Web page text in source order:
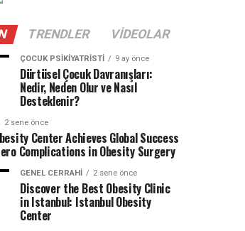
TRENDLER VIDEOLAR
ÇOCUK PSIKIYATRISTI 9 ay önce
Dürtüsel Çocuk Davranışları:
Nedir, Neden Olur ve Nasıl
Desteklenir?
2 sene önce
Center Achieves Global Success
Complications in Obesity Surgery
GENEL CERRAHI 2 sene önce
Discover the Best Obesity Clinic
in Istanbul: Istanbul Obesity
Center